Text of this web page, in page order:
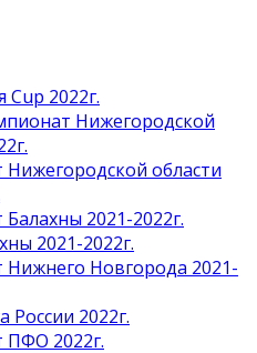
2022г.
Нижегородской
области
2021-2022г.
2021-2022г.
Новгорода 2021-
России 2022г.
2022г.